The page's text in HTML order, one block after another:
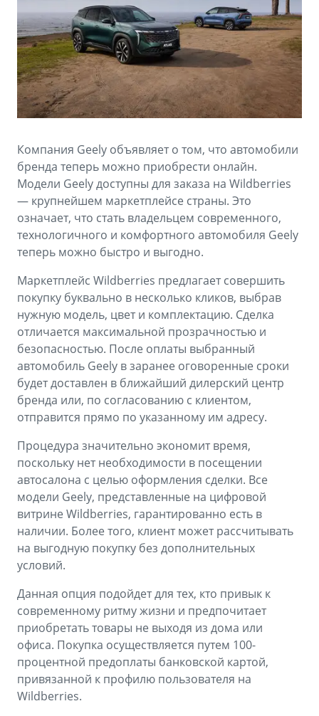
OKAVANGO
от 3 429 990 ₽*
MONJARO
от 4 349 990 ₽*
PREFACE
от 3 079 990 ₽*
GEELY EX5
от 3 769 990 ₽*
Зарядные устройства
ФИНАНСЫ И УСЛУГИ
Автокредит
Страхование
GEELY Лизинг
Советы по эксплуатации
Спецпредложения
ПОДДЕРЖКА
Помощь на дорогах
Сервисная книжка
Вопросы и ответы
Компания Geely объявляет о том, что автомобили
бренда теперь можно приобрести онлайн.
Модели Geely доступны для заказа на Wildberries
— крупнейшем маркетплейсе страны. Это
означает, что стать владельцем современного,
технологичного и комфортного автомобиля Geely
теперь можно быстро и выгодно.
Маркетплейс Wildberries предлагает совершить
покупку буквально в несколько кликов, выбрав
нужную модель, цвет и комплектацию. Сделка
отличается максимальной прозрачностью и
безопасностью. После оплаты выбранный
автомобиль Geely в заранее оговоренные сроки
будет доставлен в ближайший дилерский центр
бренда или, по согласованию с клиентом,
отправится прямо по указанному им адресу.
Процедура значительно экономит время,
поскольку нет необходимости в посещении
автосалона с целью оформления сделки. Все
модели Geely, представленные на цифровой
витрине Wildberries, гарантированно есть в
наличии. Более того, клиент может рассчитывать
на выгодную покупку без дополнительных
условий.
Данная опция подойдет для тех, кто привык к
современному ритму жизни и предпочитает
приобретать товары не выходя из дома или
офиса. Покупка осуществляется путем 100-
процентной предоплаты банковской картой,
привязанной к профилю пользователя на
Wildberries.